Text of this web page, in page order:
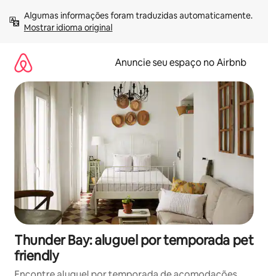
para
Mostrar idioma original
Anuncie seu espaço no Airbnb
Thunder Bay: aluguel por temporada pet
friendly